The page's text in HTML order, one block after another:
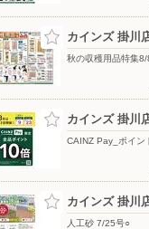
カインズ 掛川
秋の収穫用品特集8/
カインズ 掛川
CAINZ Pay_ポイン
カインズ 掛川
人工砂 7/25号○